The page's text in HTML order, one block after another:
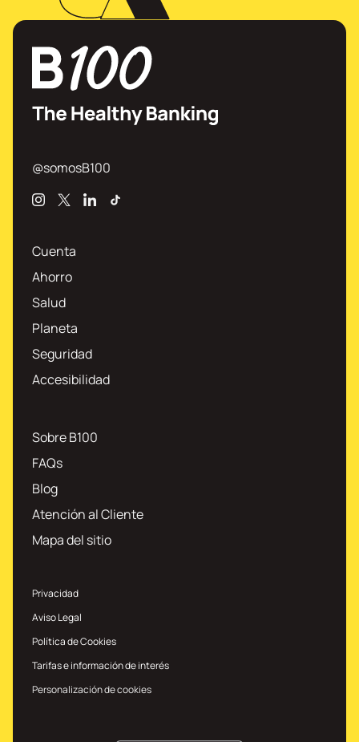
@somosB100
InstagramLinkedin
Cuenta
Ahorro
Salud
Planeta
Seguridad
Accesibilidad
Sobre B100
FAQs
Blog
Atención al Cliente
Mapa del sitio
Privacidad
Aviso Legal
Política de Cookies
Tarifas e información de interés
Personalización de cookies